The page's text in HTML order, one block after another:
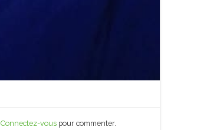
Connectez-vous pour commenter.